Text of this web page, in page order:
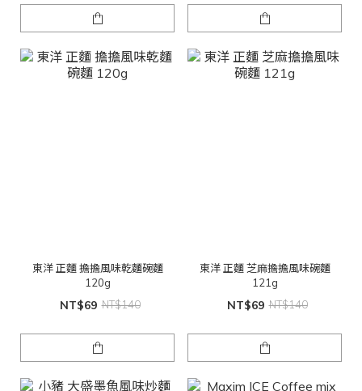
東洋 正麵 擔擔風味乾麵碗麵
120g
NT$69 NT$140
東洋 正麵 芝麻擔擔風味碗麵
121g
NT$69 NT$140